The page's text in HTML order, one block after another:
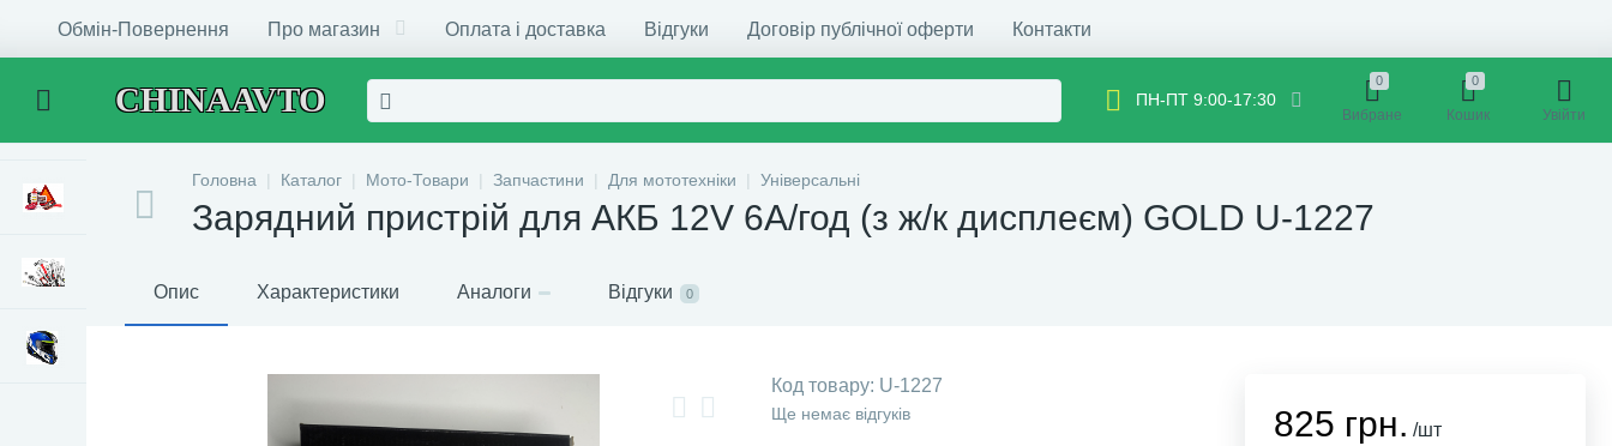
Обмін-Повернення Про магазин Оплата і доставка Відгуки Договір публічної оферти Контакти
CHINAAVTO ПН-ПТ 9:00-17:30
0
Вибране
0
Кошик Увійти
Головна Каталог Мото-Товари Запчастини Для мототехніки Універсальні
Зарядний пристрій для АКБ 12V 6А/год (з ж/к дисплеєм) GOLD U-1227
Опис Характеристики Аналоги Відгуки 0
Код товару: U-1227
Ще немає відгуків 825 грн. /шт